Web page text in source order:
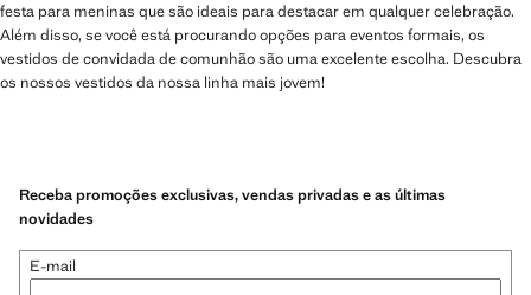
festa para meninas que são ideais para destacar em qualquer celebração.
Além disso, se você está procurando opções para eventos formais, os
vestidos de convidada de comunhão são uma excelente escolha. Descubra
os nossos vestidos da nossa linha mais jovem!
Receba promoções exclusivas, vendas privadas e as últimas
novidades
E-mail